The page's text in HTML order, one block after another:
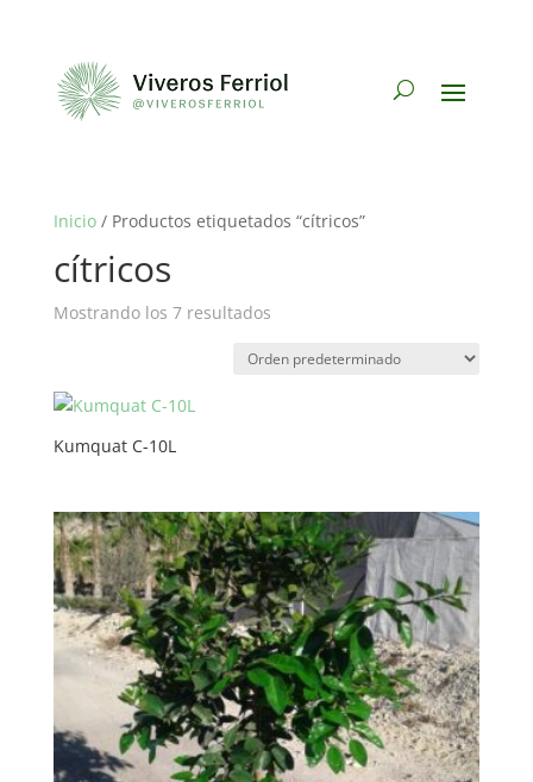
Inicio/ Productos etiquetados “cítricos”
cítricos
Mostrando los 7 resultados
Kumquat C-10L